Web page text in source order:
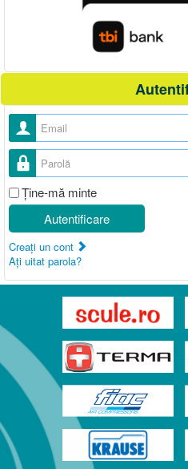
Nume utilizator
Parolă
Ţine-mă minte
Autentificare
Creaţi un cont
Aţi uitat parola?